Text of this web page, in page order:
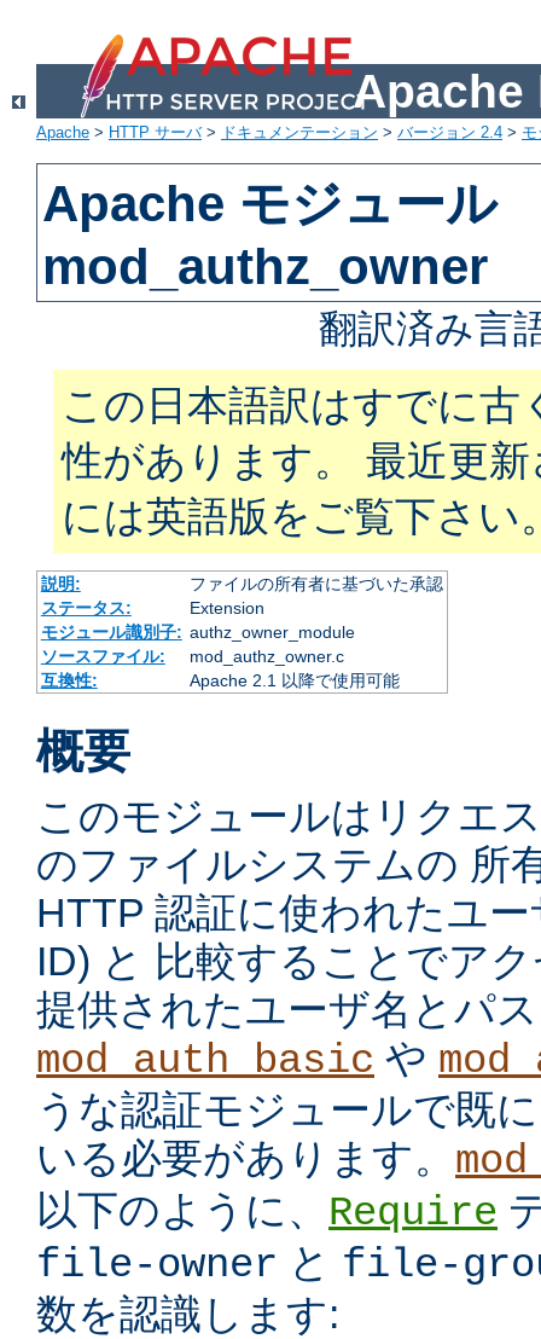
Apache
Apache > HTTP サーバ> ドキュメンテーション > バージョン 2.4 >
Apache モジュール
mod_authz_owner
翻訳済み言
この日本語訳はすでに古
性があります。 最近更
には英語版をご覧下さい
説明:
ファイルの所有者に基づいた承認
ステータス:
Extension
モジュール識別子: authz_owner_module
ソースファイル:
mod_authz_owner.c
互換性:
Apache 2.1 以降で使用可能
概要
このモジュールはリクエ
のファイルシステムの 所
HTTP 認証に使われたユ
ID) と 比較することでア
提供されたユーザ名とパ
mod_auth_basic や
うな認証モジュールで既
いる必要があります。
以下のように、 Require
file-owner と file-
数を認識します: